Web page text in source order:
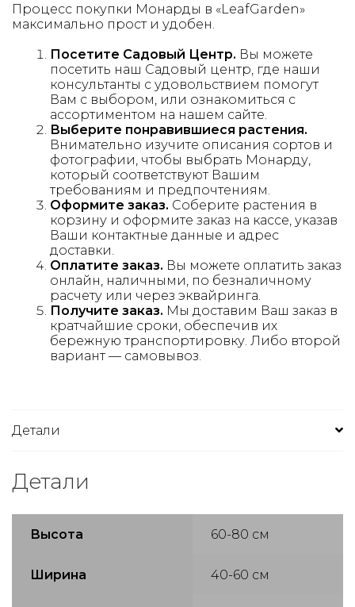
Процесс покупки Монарды в «LeafGarden»
максимально прост и удобен.
Посетите Садовый Центр. Вы можете
посетить наш Садовый центр, где наши
консультанты с удовольствием помогут
Вам с выбором, или ознакомиться с
ассортиментом на нашем сайте.
Выберите понравившиеся растения.
Внимательно изучите описания сортов и
фотографии, чтобы выбрать Монарду,
который соответствуют Вашим
требованиям и предпочтениям.
Оформите заказ. Соберите растения в
корзину и оформите заказ на кассе, указав
Ваши контактные данные и адрес
доставки.
Оплатите заказ. Вы можете оплатить заказ
онлайн, наличными, по безналичному
расчету или через эквайринга.
Получите заказ. Мы доставим Ваш заказ в
кратчайшие сроки, обеспечив их
бережную транспортировку. Либо второй
вариант — самовывоз.
Детали
Детали
Высота 60-80 см
Ширина 40-60 см